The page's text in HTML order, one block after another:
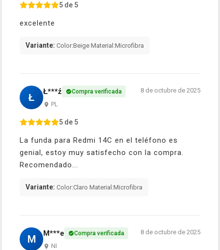
5 de 5
excelente
Variante: Color:Beige Material:Microfibra
Ł Ł***ź Compra verificada
PL
8 de octubre de 2025
5 de 5
La funda para Redmi 14C en el teléfono es
genial, estoy muy satisfecho con la compra.
Recomendado...
Variante: Color:Claro Material:Microfibra
M M***e Compra verificada
NI
8 de octubre de 2025